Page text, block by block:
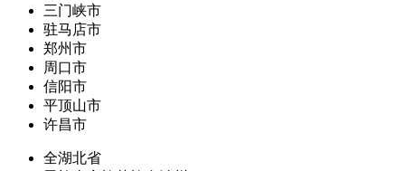
三门峡市
驻马店市
郑州市
周口市
信阳市
平顶山市
许昌市
全湖北省